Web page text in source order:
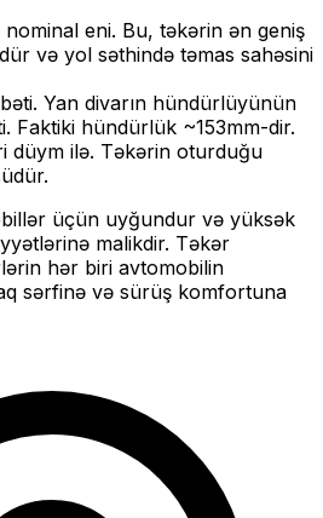
eni. Bu, təkərin ən geniş
və yol səthində təmas sahəsini
Yan divarın hündürlüyünün
Faktiki hündürlük ~153mm-dir.
düym ilə. Təkərin oturduğu
üçün uyğundur və yüksək
malikdir. Təkər
hər biri avtomobilin
sərfinə və sürüş komfortuna